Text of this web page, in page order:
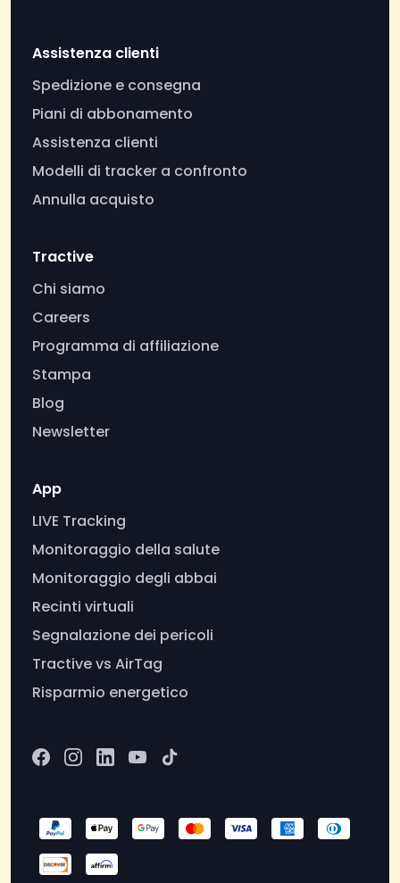
Assistenza clienti
Spedizione e consegna
Piani di abbonamento
Assistenza clienti
Modelli di tracker a confronto
Annulla acquisto
Tractive
Chi siamo
Careers
Programma di affiliazione
Stampa
Blog
Newsletter
App
LIVE Tracking
Monitoraggio della salute
Monitoraggio degli abbai
Recinti virtuali
Segnalazione dei pericoli
Tractive vs AirTag
Risparmio energetico